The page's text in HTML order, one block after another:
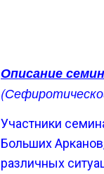
Описание
Участники
Больших
различных